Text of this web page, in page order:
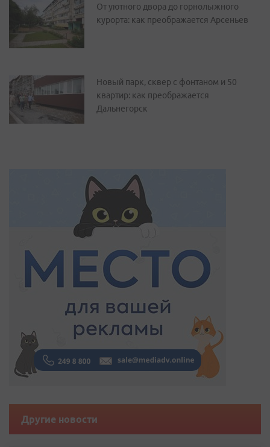
От уютного двора до горнолыжного
курорта: как преображается Арсеньев
Новый парк, сквер с фонтаном и 50
квартир: как преображается
Дальнегорск
Другие новости